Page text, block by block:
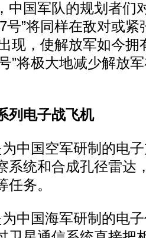
中国军队的规划者们
号”将同样在敌对或
现，使解放军如今拥
”将极大地减少解放
列电子战飞机
国空军研制的电子
系统和合成孔径雷达
务。
国海军研制的电子